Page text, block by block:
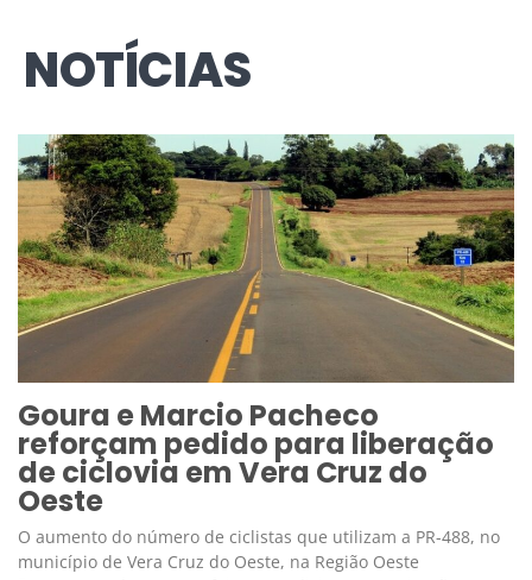
NOTÍCIAS
Goura e Marcio Pacheco
reforçam pedido para liberação
de ciclovia em Vera Cruz do
Oeste
O aumento do número de ciclistas que utilizam a PR-488, no
município de Vera Cruz do Oeste, na Região Oeste